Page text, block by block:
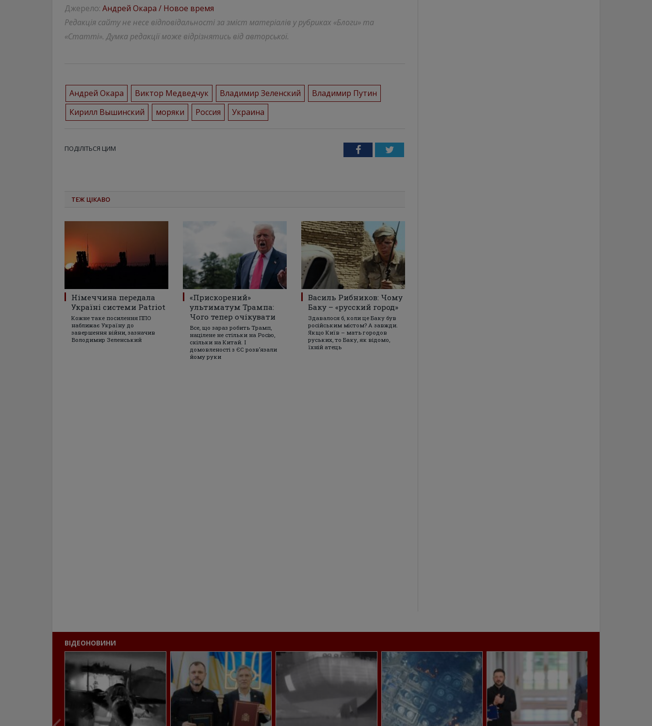
Джерело: Андрей Окара / Новое время
Редакція сайту не несе відповідальності за зміст матеріалів у рубриках «Блоги» та
«Статті». Думка редакції може відрізнятись від авторської.
Андрей Окара Виктор Медведчук Владимир Зеленский
Владимир Путин
Кирилл Вышинский
моряки Россия Украина
ПОДІЛІТЬСЯ ЦИМ FacebookTwitter
ТЕЖ ЦІКАВО
Німеччина передала
Україні системи Patriot
Кожне таке посилення ППО
наближає Україну до
завершення війни, зазначив
Володимир Зеленський
«Прискорений»
ультиматум Трампа:
Чого тепер очікувати
Все, що зараз робить Трамп,
націлене не стільки на Росію,
скільки на Китай. І
домовленості з ЄС розвʼязали
йому руки
Василь Рибников: Чому
Баку – «русский город»
Здавалося б, коли це Баку був
російським містом? А завжди.
Якщо Київ – мать городов
руських, то Баку, як відомо,
їхній атець
ВІДЕОНОВИНИ